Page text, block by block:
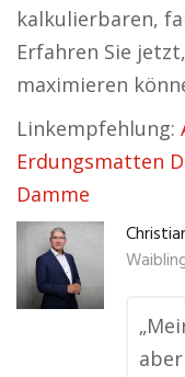
kalkulierbaren,
Erfahren Sie
maximieren
Linkempfehlung:
Erdungsmatten
Damme